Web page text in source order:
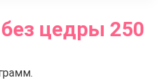
цедры 250